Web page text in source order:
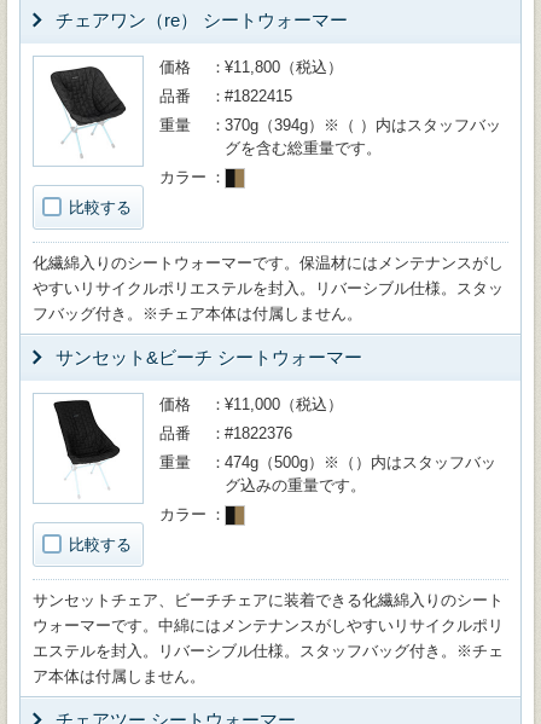
チェアワン（re） シートウォーマー
比較する
価格
¥11,800（税込）
品番
#1822415
重量
370g（394g）※（ ）内はスタッフバッ
グを含む総重量です。
カラー
化繊綿入りのシートウォーマーです。保温材にはメンテナンスがし
やすいリサイクルポリエステルを封入。リバーシブル仕様。スタッ
フバッグ付き。※チェア本体は付属しません。
サンセット&ビーチ シートウォーマー
比較する
価格
¥11,000（税込）
品番
#1822376
重量
474g（500g）※（）内はスタッフバッ
グ込みの重量です。
カラー
サンセットチェア、ビーチチェアに装着できる化繊綿入りのシート
ウォーマーです。中綿にはメンテナンスがしやすいリサイクルポリ
エステルを封入。リバーシブル仕様。スタッフバッグ付き。※チェ
ア本体は付属しません。
チェアツー シートウォーマー